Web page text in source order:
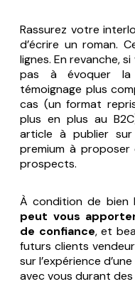
Rassurez votre
d’écrire un roman.
lignes. En revanche,
pas à évoquer la
témoignage plus
cas (un format
plus en plus au
article à publier
premium à proposer
prospects.
À condition de bien
peut vous
de confiance, et
futurs clients
sur l’expérience
avec vous durant des